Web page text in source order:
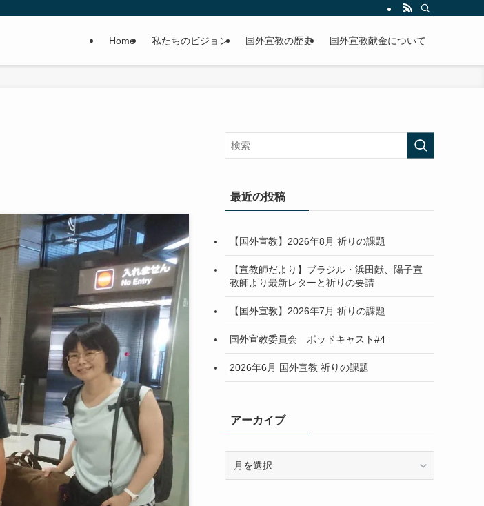
Home 私たちのビジョン 国外宣教の歴史 国外宣教献金について
最近の投稿
【国外宣教】2026年8月 祈りの課題
【宣教師だより】ブラジル・浜田献、陽子宣
教師より最新レターと祈りの要請
【国外宣教】2026年7月 祈りの課題
国外宣教委員会 ポッドキャスト#4
2026年6月 国外宣教 祈りの課題
アーカイブ